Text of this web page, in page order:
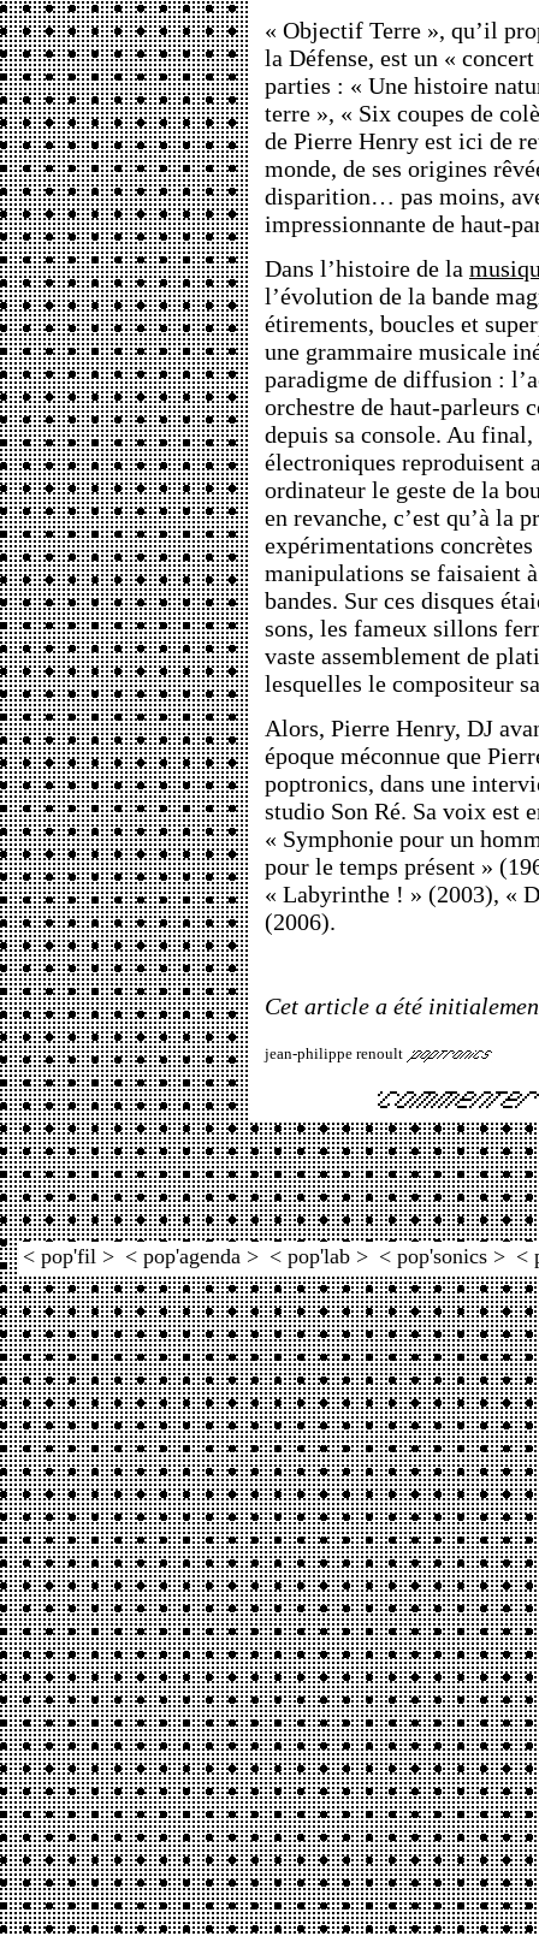
« Objectif Terre », qu’il
la Défense, est un «
parties : « Une histoire
terre », « Six coupes de
de Pierre Henry est ici de
monde, de ses origines
disparition… pas moins,
impressionnante de haut-
Dans l’histoire de la
l’évolution de la bande
étirements, boucles et
une grammaire musicale
paradigme de diffusion :
orchestre de haut-parleurs
depuis sa console. Au
électroniques reproduisent
ordinateur le geste de la
en revanche, c’est qu’à la
expérimentations
manipulations se faisaient
bandes. Sur ces disques
sons, les fameux sillons
vaste assemblement de
lesquelles le compositeur
Alors, Pierre Henry, DJ
époque méconnue que
poptronics, dans une
studio Son Ré. Sa voix est
« Symphonie pour un
pour le temps présent »
« Labyrinthe ! » (2003), «
(2006).
Cet article a été
jean-philippe renoult
< pop'fil > < pop'agenda > < pop'lab > < pop'sonics > <